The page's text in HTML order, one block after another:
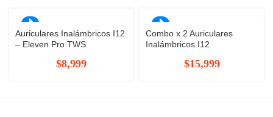
Auriculares Inalámbricos I12
– Eleven Pro TWS
$8,999
Combo x 2 Auriculares
Inalámbricos I12
$15,999